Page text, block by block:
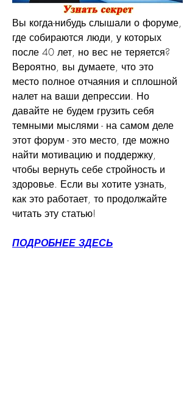
Вы когда-нибудь слышали о форуме,
где собираются люди, у которых
после 40 лет, но вес не теряется?
Вероятно, вы думаете, что это
место полное отчаяния и сплошной
налет на ваши депрессии. Но
давайте не будем грузить себя
темными мыслями - на самом деле
этот форум - это место, где можно
найти мотивацию и поддержку,
чтобы вернуть себе стройность и
здоровье. Если вы хотите узнать,
как это работает, то продолжайте
читать эту статью!
ПОДРОБНЕЕ ЗДЕСЬ